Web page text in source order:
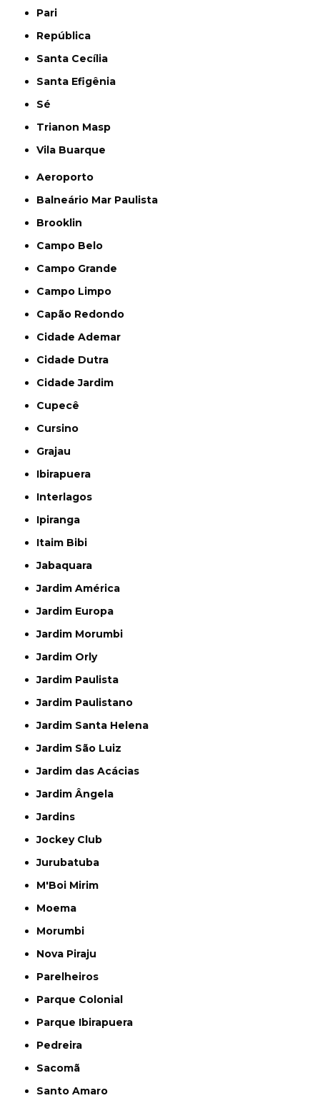
Pari
República
Santa Cecília
Santa Efigênia
Sé
Trianon Masp
Vila Buarque
Aeroporto
Balneário Mar Paulista
Brooklin
Campo Belo
Campo Grande
Campo Limpo
Capão Redondo
Cidade Ademar
Cidade Dutra
Cidade Jardim
Cupecê
Cursino
Grajau
Ibirapuera
Interlagos
Ipiranga
Itaim Bibi
Jabaquara
Jardim América
Jardim Europa
Jardim Morumbi
Jardim Orly
Jardim Paulista
Jardim Paulistano
Jardim Santa Helena
Jardim São Luiz
Jardim das Acácias
Jardim Ângela
Jardins
Jockey Club
Jurubatuba
M'Boi Mirim
Moema
Morumbi
Nova Piraju
Parelheiros
Parque Colonial
Parque Ibirapuera
Pedreira
Sacomã
Santo Amaro